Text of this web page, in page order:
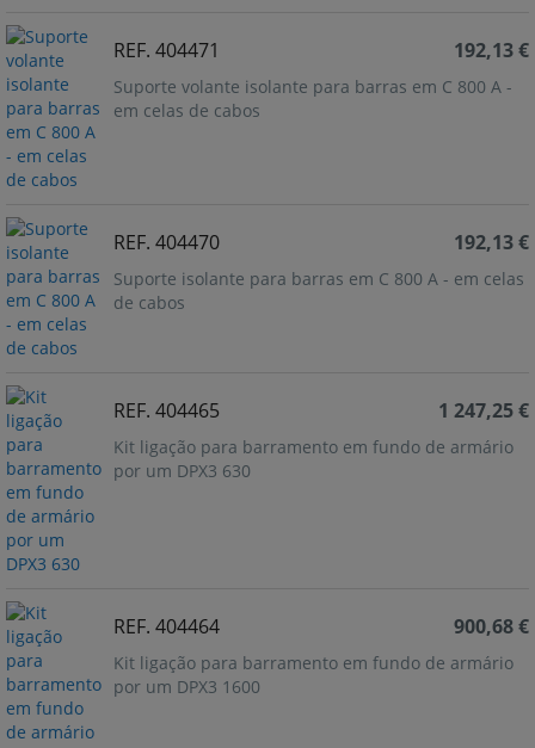
REF. 404471
Suporte volante isolante para barras em C 800 A -
em celas de cabos
192,13 €
REF. 404470
Suporte isolante para barras em C 800 A - em celas
de cabos
192,13 €
REF. 404465
Kit ligação para barramento em fundo de armário
por um DPX3 630
1 247,25 €
REF. 404464
Kit ligação para barramento em fundo de armário
por um DPX3 1600
900,68 €